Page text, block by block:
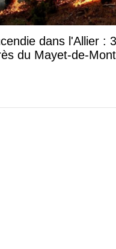
dans l'Allier :
du Mayet-de-